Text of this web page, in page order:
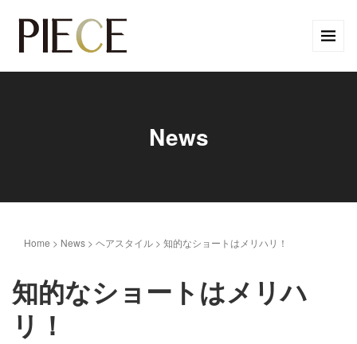
News
Home > News > ヘアスタイル > 知的なショートはメリハリ！
知的なショートはメリハ
リ！